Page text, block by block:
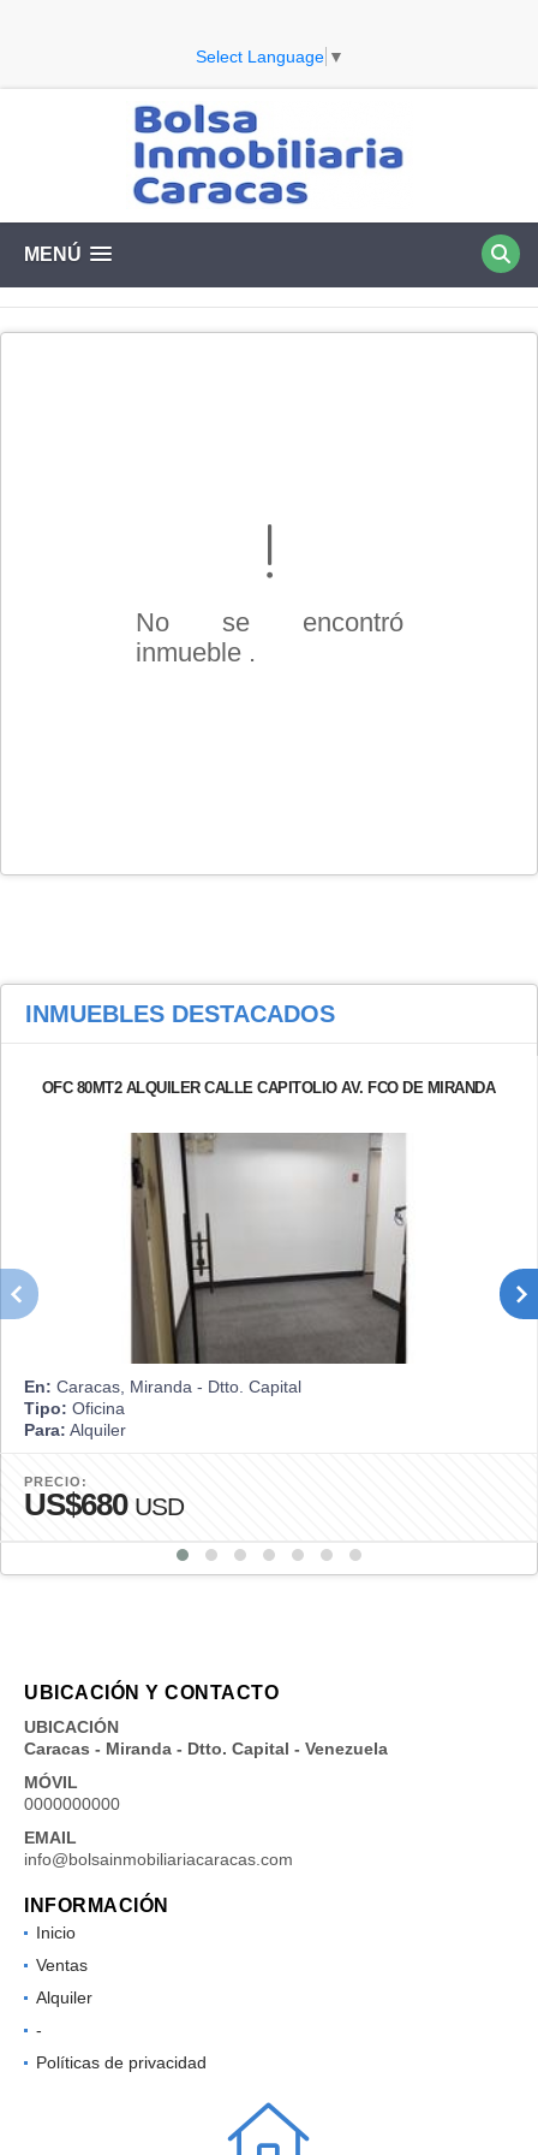
Select Language ▼
MENÚ
No se encontró
inmueble .
INMUEBLES DESTACADOS
OFC 80MT2 ALQUILER CALLE CAPITOLIO AV. FCO DE MIRANDA
En: Caracas, Miranda - Dtto. Capital
Tipo: Oficina
Para: Alquiler
PRECIO:
US$680 USD
UBICACIÓN Y CONTACTO
UBICACIÓN
Caracas - Miranda - Dtto. Capital - Venezuela
MÓVIL
0000000000
EMAIL
info@bolsainmobiliariacaracas.com
INFORMACIÓN
Inicio
Ventas
Alquiler
-
Políticas de privacidad